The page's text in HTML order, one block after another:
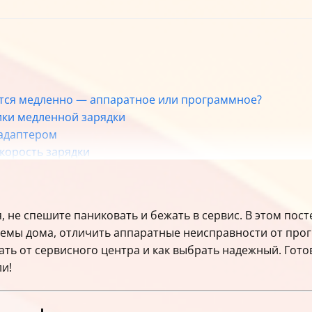
медленно — аппаратное или программное?
медленной зарядки
зарядки
зарядки
самому
зарядке
и ремонт
спешите паниковать и бежать в сервис. В этом
дома, отличить аппаратные неисправности от
от сервисного центра и как выбрать надежный.